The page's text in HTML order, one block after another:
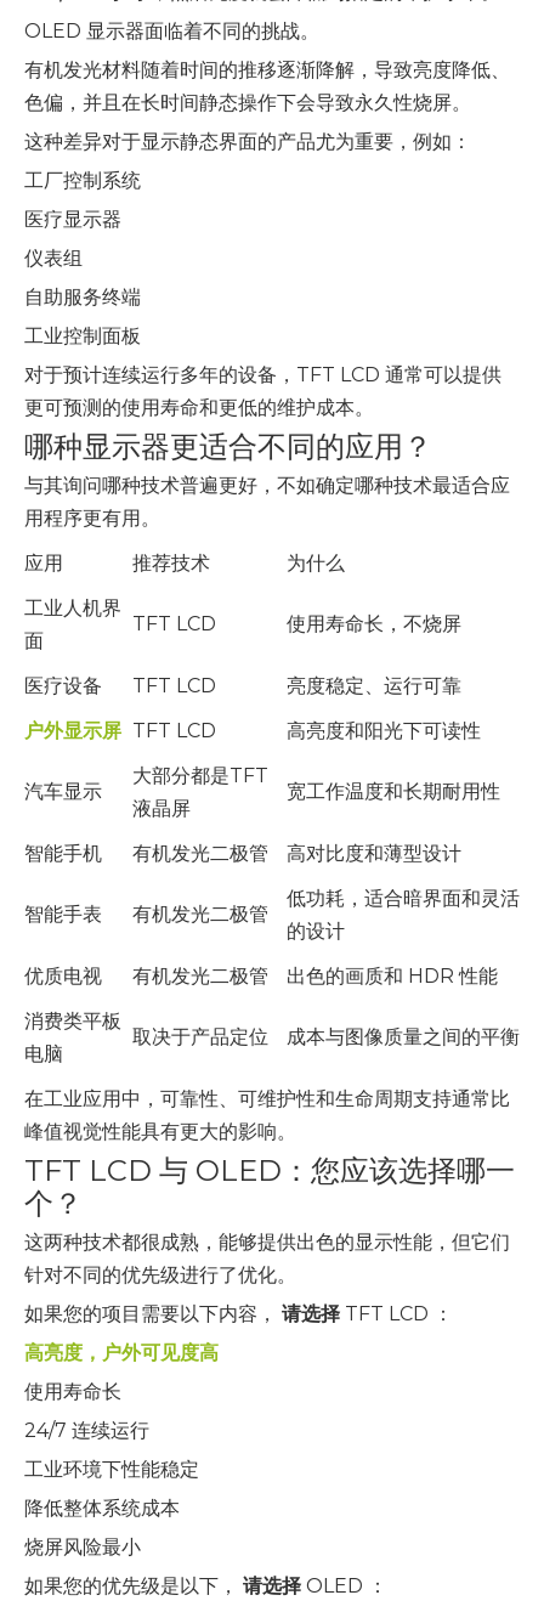
OLED 显示器面临着不同的挑战。
有机发光材料随着时间的推移逐渐降解，导致亮度降低、
色偏，并且在长时间静态操作下会导致永久性烧屏。
这种差异对于显示静态界面的产品尤为重要，例如：
工厂控制系统
医疗显示器
仪表组
自助服务终端
工业控制面板
对于预计连续运行多年的设备，TFT LCD 通常可以提供
更可预测的使用寿命和更低的维护成本。
哪种显示器更适合不同的应用？
与其询问哪种技术普遍更好，不如确定哪种技术最适合应
用程序更有用。
应用
推荐技术
为什么
工业人机界
面
TFT LCD 使用寿命长，不烧屏
医疗设备 TFT LCD
亮度稳定、运行可靠
户外显示屏 TFT LCD 高亮度和阳光下可读性
汽车显示
大部分都是TFT
液晶屏
宽工作温度和长期耐用性
智能手机 有机发光二极管 高对比度和薄型设计
智能手表 有机发光二极管
低功耗，适合暗界面和灵活
的设计
优质电视
有机发光二极管
出色的画质和 HDR 性能
消费类平板
电脑
取决于产品定位 成本与图像质量之间的平衡
在工业应用中，可靠性、可维护性和生命周期支持通常比
峰值视觉性能具有更大的影响。
TFT LCD 与 OLED：您应该选择哪一
个？
这两种技术都很成熟，能够提供出色的显示性能，但它们
针对不同的优先级进行了优化。
如果您的项目需要以下内容， 请选择 TFT LCD ：
高亮度，户外可见度高
使用寿命长
24/7 连续运行
工业环境下性能稳定
降低整体系统成本
烧屏风险最小
如果您的优先级是以下， 请选择 OLED ：